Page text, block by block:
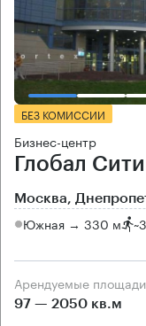
БЕЗ КОМИССИИ
Бизнес-центр
Глобал Сити
Москва,
Южная → 330 м ~
Арендуемые площади
97 — 2050 кв.м